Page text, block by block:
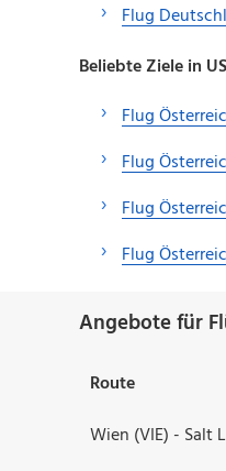
Flug
Beliebte Ziele in
Flug
Flug
Flug
Flug
Angebote für
Route
Wien (VIE) - Salt